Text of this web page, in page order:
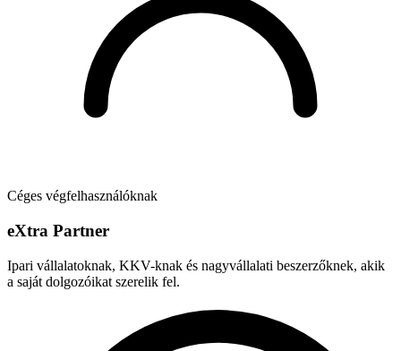
Céges végfelhasználóknak
eXtra Partner
Ipari vállalatoknak, KKV-knak és nagyvállalati beszerzőknek, akik
a saját dolgozóikat szerelik fel.